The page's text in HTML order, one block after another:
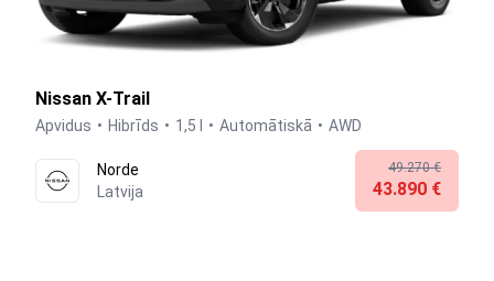
Nissan X-Trail
Apvidus Hibrīds 1,5 l Automātiskā AWD
Norde
Latvija
49.270 €
43.890 €